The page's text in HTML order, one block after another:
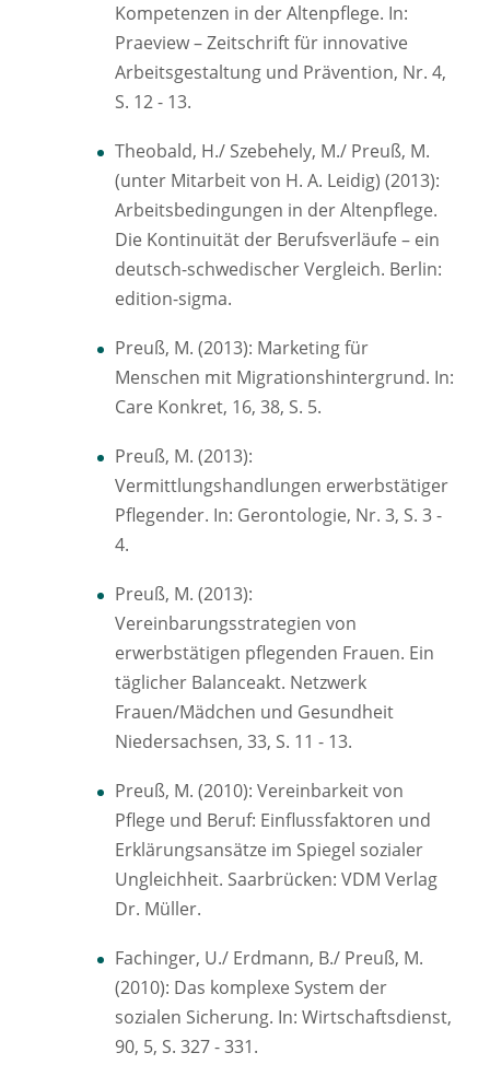
Kompetenzen in der Altenpflege. In:
Praeview – Zeitschrift für innovative
Arbeitsgestaltung und Prävention, Nr. 4,
S. 12 - 13.
Theobald, H./ Szebehely, M./ Preuß, M.
(unter Mitarbeit von H. A. Leidig) (2013):
Arbeitsbedingungen in der Altenpflege.
Die Kontinuität der Berufsverläufe – ein
deutsch-schwedischer Vergleich. Berlin:
edition-sigma.
Preuß, M. (2013): Marketing für
Menschen mit Migrationshintergrund. In:
Care Konkret, 16, 38, S. 5.
Preuß, M. (2013):
Vermittlungshandlungen erwerbstätiger
Pflegender. In: Gerontologie, Nr. 3, S. 3 -
4.
Preuß, M. (2013):
Vereinbarungsstrategien von
erwerbstätigen pflegenden Frauen. Ein
täglicher Balanceakt. Netzwerk
Frauen/Mädchen und Gesundheit
Niedersachsen, 33, S. 11 - 13.
Preuß, M. (2010): Vereinbarkeit von
Pflege und Beruf: Einflussfaktoren und
Erklärungsansätze im Spiegel sozialer
Ungleichheit. Saarbrücken: VDM Verlag
Dr. Müller.
Fachinger, U./ Erdmann, B./ Preuß, M.
(2010): Das komplexe System der
sozialen Sicherung. In: Wirtschaftsdienst,
90, 5, S. 327 - 331.